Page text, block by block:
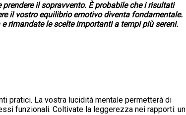
il sopravvento. È probabile che i risultati
il vostro equilibrio emotivo diventa fondamentale.
rimandate le scelte importanti a tempi più sereni.
pratici. La vostra lucidità mentale permetterà di
funzionali. Coltivate la leggerezza nei rapporti: un